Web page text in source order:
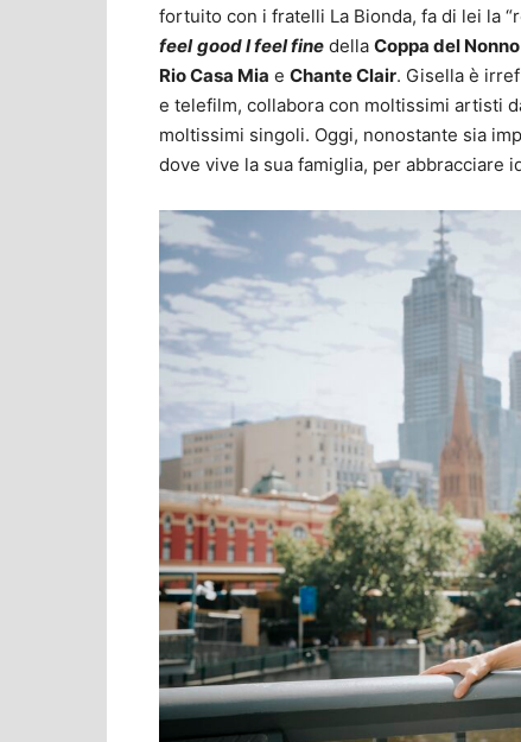
fortuito con i fratelli La Bionda, fa di lei la
feel good I feel fine della Coppa del Nonno
Rio Casa Mia e Chante Clair. Gisella è
e telefilm, collabora con moltissimi artisti
moltissimi singoli. Oggi, nonostante sia
dove vive la sua famiglia, per abbracciare